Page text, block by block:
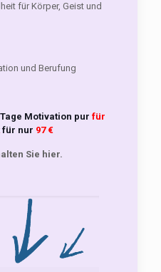
für Körper, Geist und
und Berufung
Motivation pur für
für nur 97 €
Sie hier.